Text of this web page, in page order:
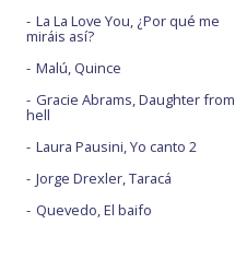
La La Love You, ¿Por qué me
miráis así?
Malú, Quince
Gracie Abrams, Daughter from
hell
Laura Pausini, Yo canto 2
Jorge Drexler, Taracá
Quevedo, El baifo